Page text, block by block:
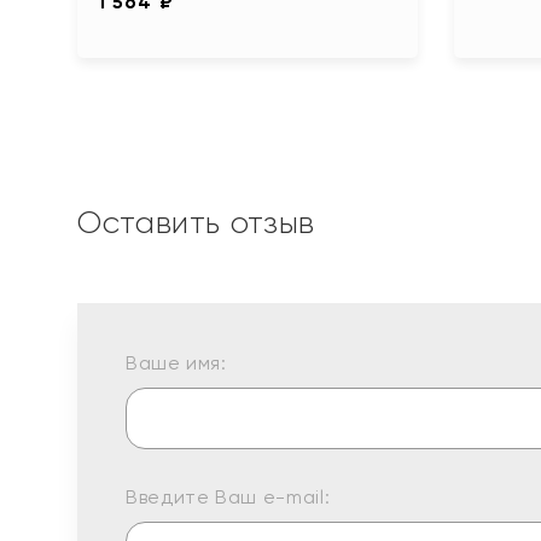
Оставить отзыв
Ваше имя:
Введите Ваш e-mail: